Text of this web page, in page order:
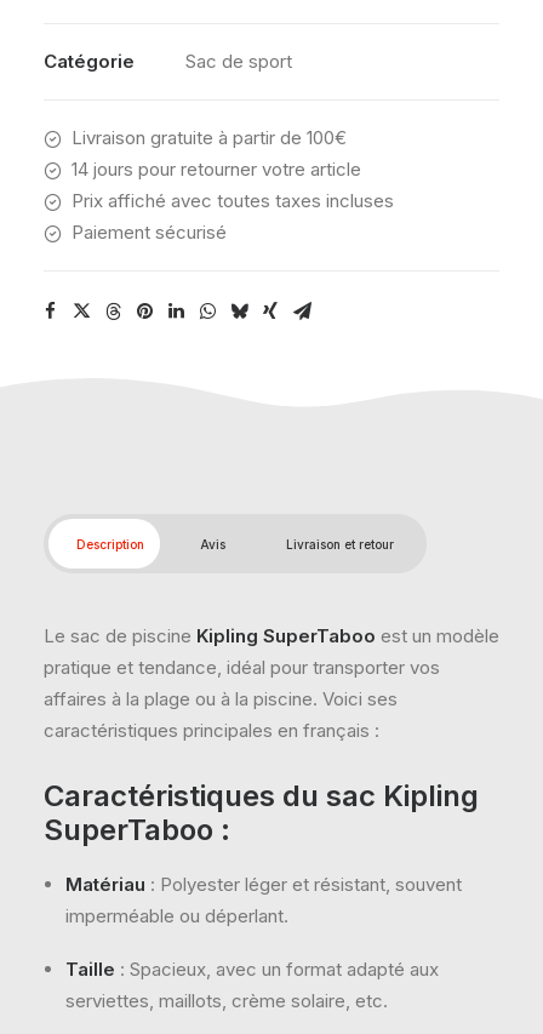
BLOCK
Catégorie Sac de sport
Livraison gratuite à partir de 100€
14 jours pour retourner votre article
Prix affiché avec toutes taxes incluses
Paiement sécurisé
Description Avis Livraison et retour
Le sac de piscine Kipling SuperTaboo est un modèle
pratique et tendance, idéal pour transporter vos
affaires à la plage ou à la piscine. Voici ses
caractéristiques principales en français :
Caractéristiques du sac Kipling
SuperTaboo :
Matériau : Polyester léger et résistant, souvent
imperméable ou déperlant.
Taille : Spacieux, avec un format adapté aux
serviettes, maillots, crème solaire, etc.